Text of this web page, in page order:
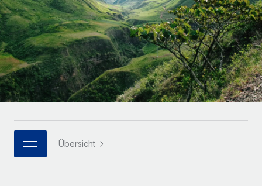
INFRASTRUKTUR
Remote Embedded
Nahtlose Integration der HR in bestehende Abläufe
Plattform
Integrierte HR-Kernfunktionen für dein Team
MCP
Integrationen
Unternehmen
Mittelstand
Maßgeschneiderte HR-Lösungen, um Teams zu
vergrößern
Enterprise
Globale HR für Konzerne und Großunternehmen
PARTNER WERDEN
Flexible Einbettung von Global-HR-Funktionen in deine
LERNEN MIT REMOTE
Forschung und Leitfäden
Fallstudien
HR-Glossar
Bibliothek für Stellenbeschreibungen
Webinare
Deutsch
Español
Italiano
Português (Portugal)
한국어 Übersicht